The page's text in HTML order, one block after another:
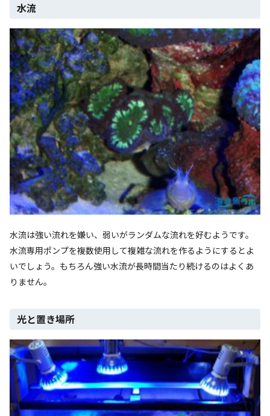
水流
水流は強い流れを嫌い、弱いがランダムな流れを好むようです。
水流専用ポンプを複数使用して複雑な流れを作るようにするとよ
いでしょう。もちろん強い水流が長時間当たり続けるのはよくあ
りません。
光と置き場所